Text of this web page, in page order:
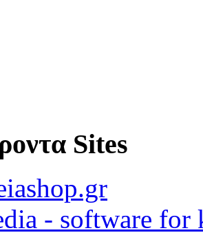
Sites
- software for